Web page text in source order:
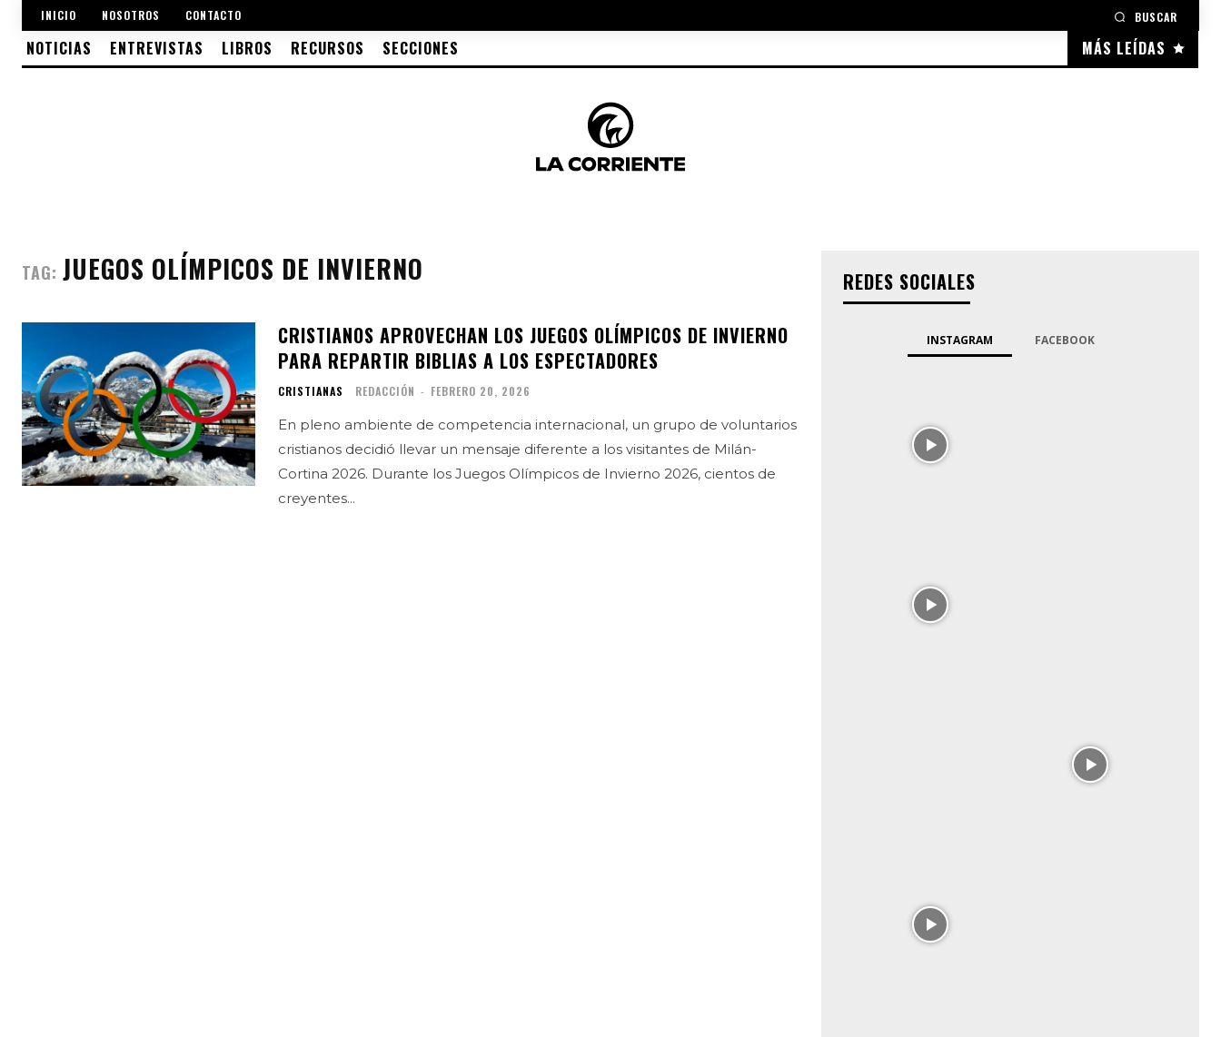
INICIO NOSOTROS CONTACTO BUSCAR
MÁS LEÍDAS
NOTICIAS ENTREVISTAS LIBROS RECURSOS SECCIONES
TAG: JUEGOS OLÍMPICOS DE INVIERNO
CRISTIANOS APROVECHAN LOS JUEGOS OLÍMPICOS DE INVIERNO
PARA REPARTIR BIBLIAS A LOS ESPECTADORES
CRISTIANAS REDACCIÓN - FEBRERO 20, 2026
En pleno ambiente de competencia internacional, un grupo de voluntarios
cristianos decidió llevar un mensaje diferente a los visitantes de Milán-
Cortina 2026. Durante los Juegos Olímpicos de Invierno 2026, cientos de
creyentes...
REDES SOCIALES
INSTAGRAM FACEBOOK